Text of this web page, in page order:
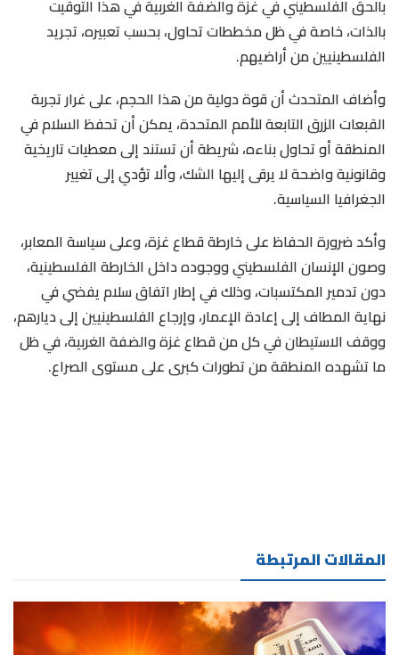
بالحق الفلسطيني في غزة والضفة الغربية في هذا التوقيت
بالذات، خاصة في ظل مخططات تحاول، بحسب تعبيره، تجريد
الفلسطينيين من أراضيهم.
وأضاف المتحدث أن قوة دولية من هذا الحجم، على غرار تجربة
القبعات الزرق التابعة للأمم المتحدة، يمكن أن تحفظ السلام في
المنطقة أو تحاول بناءه، شريطة أن تستند إلى معطيات تاريخية
وقانونية واضحة لا يرقى إليها الشك، وألا تؤدي إلى تغيير
الجغرافيا السياسية.
وأكد ضرورة الحفاظ على خارطة قطاع غزة، وعلى سياسة المعابر،
وصون الإنسان الفلسطيني ووجوده داخل الخارطة الفلسطينية،
دون تدمير المكتسبات، وذلك في إطار اتفاق سلام يفضي في
نهاية المطاف إلى إعادة الإعمار، وإرجاع الفلسطينيين إلى ديارهم،
ووقف الاستيطان في كل من قطاع غزة والضفة الغربية، في ظل
ما تشهده المنطقة من تطورات كبرى على مستوى الصراع.
المقالات المرتبطة